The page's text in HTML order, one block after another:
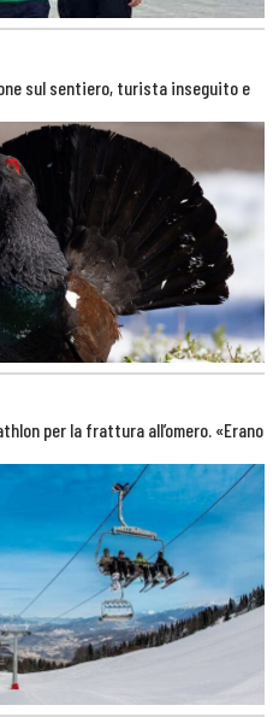
sul sentiero, turista inseguito e
per la frattura all’omero. «Erano